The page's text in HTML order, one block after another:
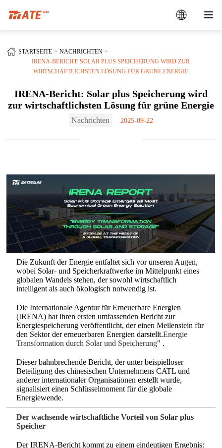
STARTSEITE
NACHRICHTEN
IRENA-BERICHT: SOLAR PLUS SPEICHERUNG WIRD ZUR
WIRTSCHAFTLICHSTEN LÖSUNG FÜR GRÜNE ENERGIE
IRENA-Bericht: Solar plus Speicherung wird
zur wirtschaftlichsten Lösung für grüne Energie
Nachrichten 2025-09-22
Die Zukunft der Energie entfaltet sich vor unseren Augen,
wobei Solar- und Speicherkraftwerke im Mittelpunkt eines
globalen Wandels stehen, der sowohl wirtschaftlich
intelligent als auch ökologisch notwendig ist.
Die Internationale Agentur für Erneuerbare Energien
(IRENA) hat ihren ersten umfassenden Bericht zur
Energiespeicherung veröffentlicht, der einen Meilenstein für
den Sektor der erneuerbaren Energien darstellt.Energie
Transformation durch Solar und Speicherung" .
Dieser bahnbrechende Bericht, der unter beispielloser
Beteiligung des chinesischen Unternehmens CATL und
anderer internationaler Organisationen erstellt wurde,
signalisiert einen Schlüsselmoment für die globale
Energiewende.
Der wachsende wirtschaftliche Vorteil von Solar plus
Speicher
Der IRENA-Bericht kommt zu einem eindeutigen Ergebnis: